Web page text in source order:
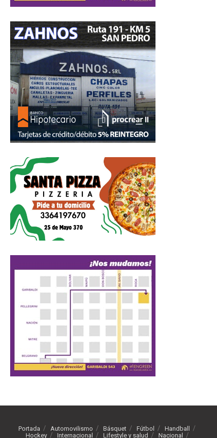
Portada Automovilismo Básquet Fútbol
Handball
Hockey
Internacional Lifestyle y salud Nacional